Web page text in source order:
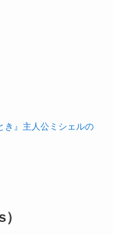
き』主人公ミシェルの